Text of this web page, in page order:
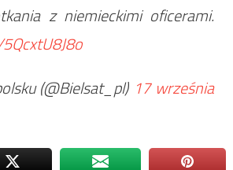
z niemieckimi oficerami.
(@Bielsat_pl) 17 września